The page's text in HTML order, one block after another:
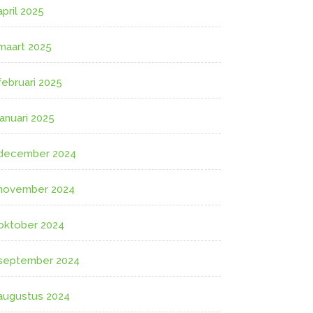
2025
2025
2025
2025
2024
2024
2024
2024
2024